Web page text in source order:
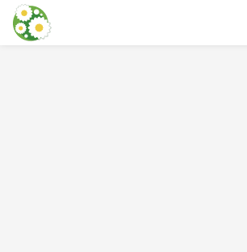
本文に飛ぶ